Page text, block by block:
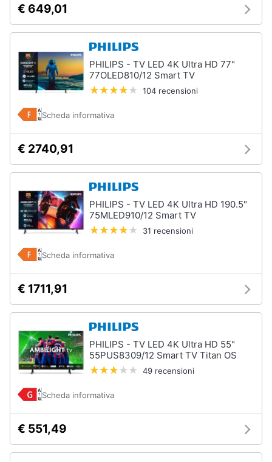
€ 649,01
PHILIPS - TV LED 4K Ultra HD 77"
77OLED810/12 Smart TV
104 recensioni
Scheda informativa
€ 2740,91
PHILIPS - TV LED 4K Ultra HD 190.5"
75MLED910/12 Smart TV
31 recensioni
Scheda informativa
€ 1711,91
PHILIPS - TV LED 4K Ultra HD 55"
55PUS8309/12 Smart TV Titan OS
49 recensioni
Scheda informativa
€ 551,49